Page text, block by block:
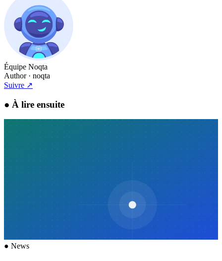
Équipe Noqta
Author· noqta
Suivre ↗
● À lire ensuite
● News